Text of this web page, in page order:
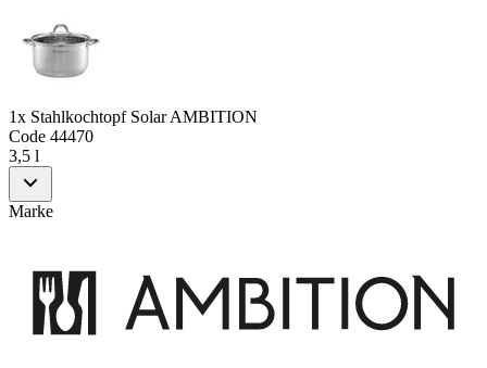
1x Stahlkochtopf Solar AMBITION
Code 44470
3,5 l
Marke